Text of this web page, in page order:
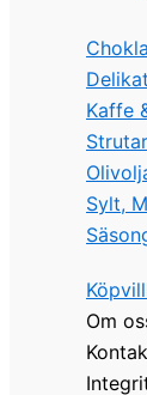
Kaffe
Strutar
Sylt,
Om